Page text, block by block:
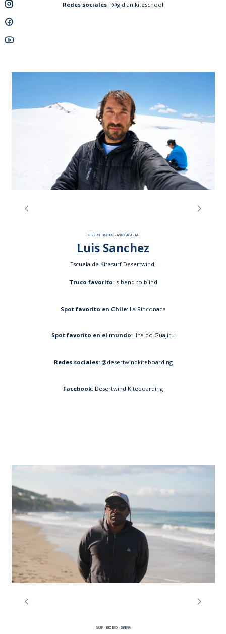
Redes sociales : @gidian.kiteschool
KITESURF FREERIDE - ANTOFAGASTA
Luis Sanchez
Escuela de Kitesurf Desertwind
Truco favorito: s-bend to blind
Spot favorito en Chile: La Rinconada
Spot favorito en el mundo: Ilha do Guajiru
Redes sociales:@desertwindkiteboarding
Facebook: Desertwind Kiteboarding
SURF - BIO BIO - SIRENA